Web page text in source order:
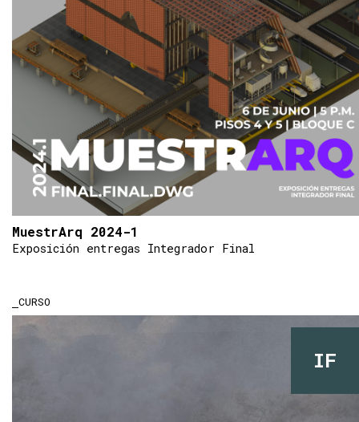
MuestrArq 2024-1
Exposición entregas Integrador Final
CURSO
IF